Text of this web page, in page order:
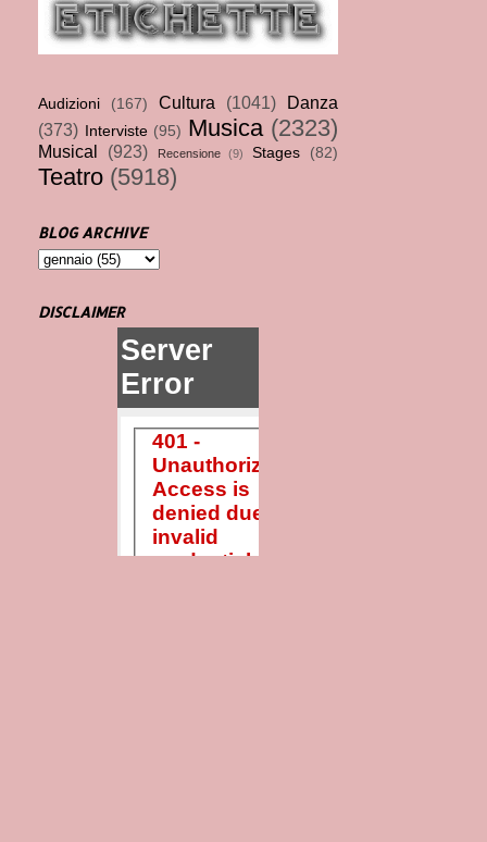
Audizioni (167) Cultura (1041)
Danza
(373)
Interviste (95) Musica (2323)
Musical (923) Recensione (9) Stages (82)
Teatro (5918)
BLOG ARCHIVE
DISCLAIMER